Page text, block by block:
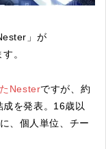
」が
。
Nesterですが、約
を発表。16歳以
、個人単位、チー